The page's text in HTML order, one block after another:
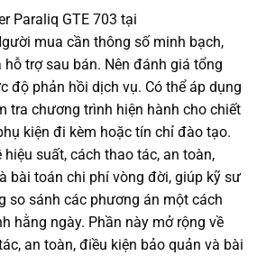
Paraliq GTE 703 tại
mua cần thông số minh bạch,
trợ sau bán. Nên đánh giá tổng
độ phản hồi dịch vụ. Có thể áp dụng
tra chương trình hiện hành cho chiết
kiện đi kèm hoặc tín chỉ đào tạo.
suất, cách thao tác, an toàn,
bài toán chi phí vòng đời, giúp kỹ sư
so sánh các phương án một cách
hằng ngày. Phần này mở rộng về
an toàn, điều kiện bảo quản và bài